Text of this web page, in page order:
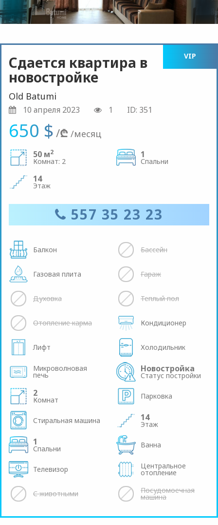
VIP
Сдается квартира в
новостройке
Old Batumi
10 апреля 2023 1 ID: 351
650 $ /₾ /месяц
50 м2
Комнат: 2
1
Спальни
14
Этаж
557 35 23 23
Балкон Бассейн
Газовая плита Гараж
Духовка Теплый пол
Отопление карма Кондиционер
Лифт Холодильник
Микроволновая
печь
Новостройка
Статус постройки
2
Комнат Парковка
Стиральная машина 14
Этаж
1
Спальни Ванна
Телевизор Центральное
отопление
С животными Посудомоечная
машина